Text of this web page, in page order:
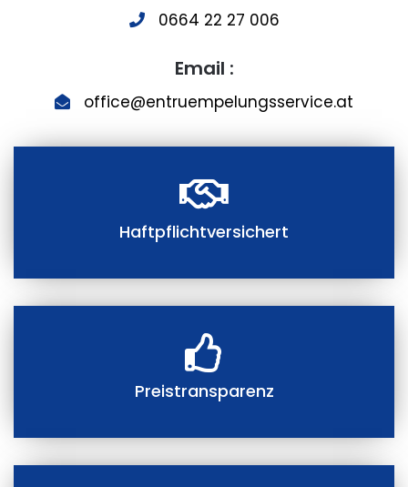
0664 22 27 006
Email :
office@entruempelungsservice.at
Haftpflichtversichert
Preistransparenz